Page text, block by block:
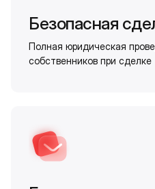
Безопасная
Полная юридическая
собственников при сделке